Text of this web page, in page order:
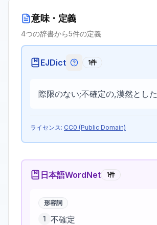
意味・定義
4つの辞書から5件の定義
EJDict EJDictの記号説明
1件
際限のない;不確定の,漠然とした
ライセンス: CC0 (Public Domain)
日本語WordNet 1件
形容詞
1 不確定